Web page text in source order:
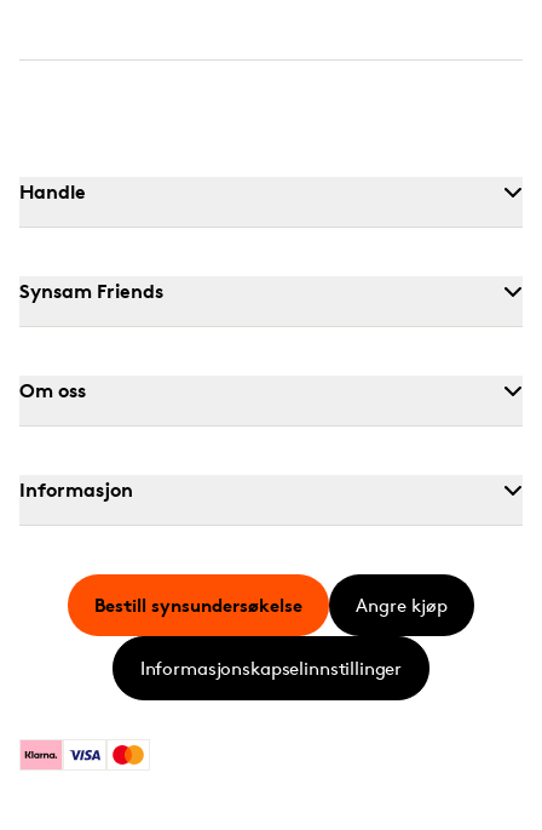
Handle
Synsam Friends
Om oss
Informasjon
KlarnaVisa Mastercard
Bestill synsundersøkelse Angre kjøp
Informasjonskapselinnstillinger